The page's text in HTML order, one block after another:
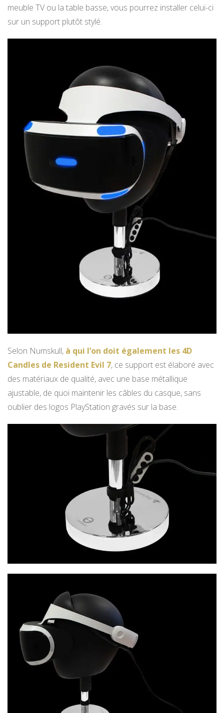
meuble TV ou la table basse, vous pourrez installer celui-ci
sur un support plutôt stylé.
Selon Numskull, à qui l’on doit également les 4D
Candles de Resident Evil 7, ce support est élaboré avec
des matériaux de qualité, avec une base métallique
ajustable, de quoi maintenir les câbles du casque, sans
oublier des logos PlayStation gravés sur la base.